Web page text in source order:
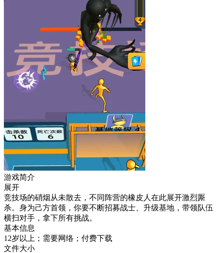
游戏简介
展开
竞技场的硝烟从未散去，不同阵营的橡皮人在此展开激烈厮
杀。身为己方首领，你要不断招募战士、升级基地，带领队伍
横扫对手，拿下所有挑战。
基本信息
12岁以上；需要网络；付费下载
文件大小